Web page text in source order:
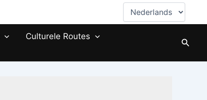
Kies
een
taal
Culturele Routes